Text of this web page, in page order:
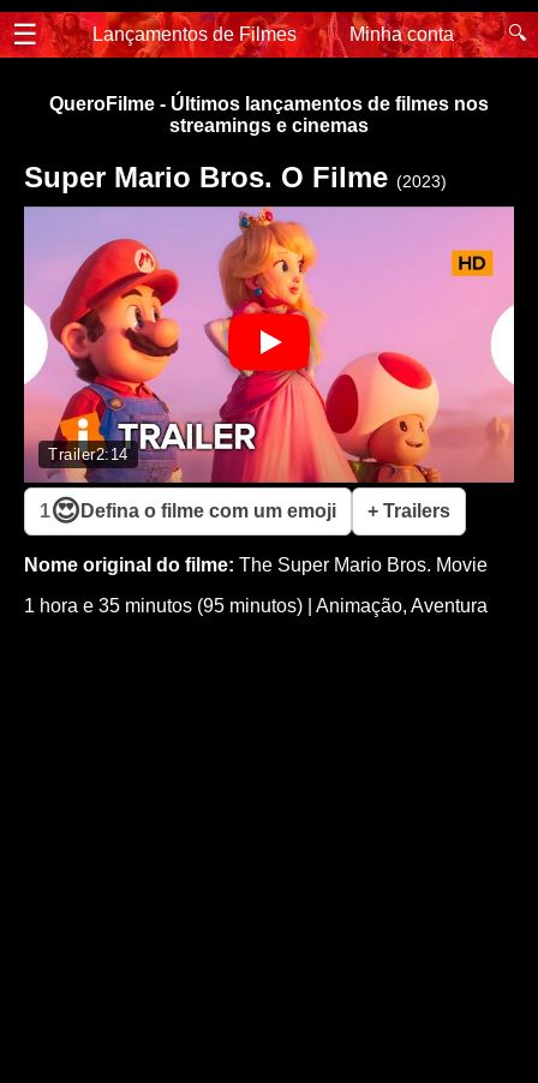
☰ Lançamentos de Filmes Minha conta 🔍
QueroFilme - Últimos lançamentos de filmes nos
streamings e cinemas
Super Mario Bros. O Filme (2023)
Trailer2:14
1😍 Defina o filme com um emoji + Trailers
Nome original do filme: The Super Mario Bros. Movie
1 hora e 35 minutos (95 minutos)
Animação, Aventura